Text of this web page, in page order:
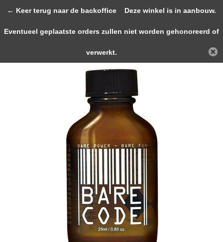
Home
← Keer terug naar de backoffice Deze winkel is in aanbouw.
Eventueel geplaatste orders zullen niet worden gehonoreerd of
verwerkt.